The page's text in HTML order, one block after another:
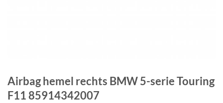
Airbag hemel rechts BMW 5-serie Touring
F11 85914342007